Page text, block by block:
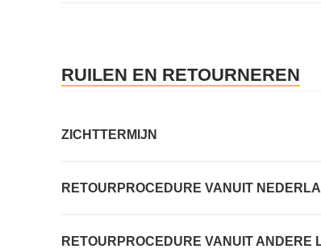
RUILEN EN RETOURNEREN
ZICHTTERMIJN
RETOURPROCEDURE VANUIT
RETOURPROCEDURE VANUIT ANDERE